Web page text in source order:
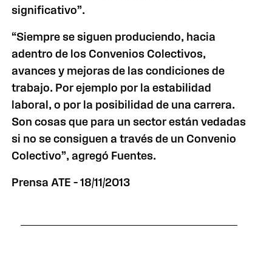
significativo”.
“Siempre se siguen produciendo, hacia
adentro de los Convenios Colectivos,
avances y mejoras de las condiciones de
trabajo. Por ejemplo por la estabilidad
laboral, o por la posibilidad de una carrera.
Son cosas que para un sector están vedadas
si no se consiguen a través de un Convenio
Colectivo”, agregó Fuentes.
Prensa ATE – 18/11/2013